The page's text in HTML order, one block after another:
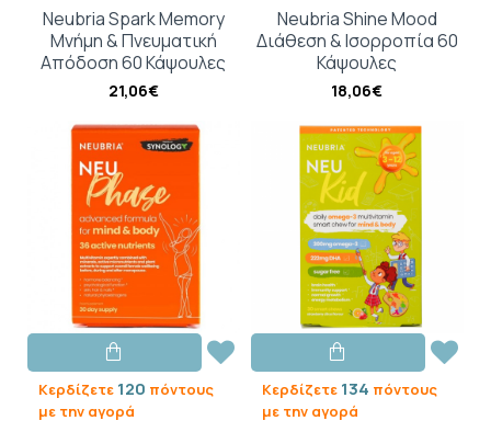
Neubria Spark Memory
Μνήμη & Πνευματική
Απόδοση 60 Κάψουλες
21,06€
Neubria Shine Mood
Διάθεση & Ισορροπία 60
Κάψουλες
18,06€
Κερδίζετε 120 πόντους
με την αγορά
Κερδίζετε 134 πόντους
με την αγορά